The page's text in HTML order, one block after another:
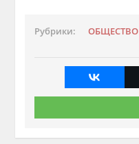
Рубрики: ОБЩЕСТВО